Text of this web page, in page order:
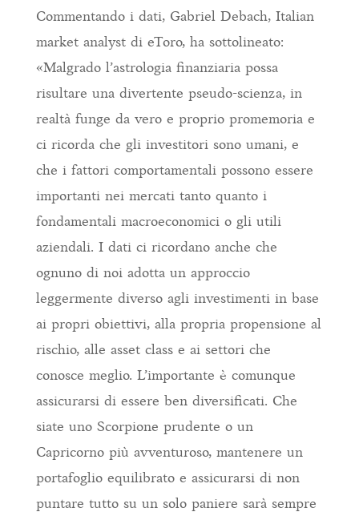
Commentando i dati, Gabriel Debach, Italian
market analyst di eToro, ha sottolineato:
«Malgrado l’astrologia finanziaria possa
risultare una divertente pseudo-scienza, in
realtà funge da vero e proprio promemoria e
ci ricorda che gli investitori sono umani, e
che i fattori comportamentali possono essere
importanti nei mercati tanto quanto i
fondamentali macroeconomici o gli utili
aziendali. I dati ci ricordano anche che
ognuno di noi adotta un approccio
leggermente diverso agli investimenti in base
ai propri obiettivi, alla propria propensione al
rischio, alle asset class e ai settori che
conosce meglio. L’importante è comunque
assicurarsi di essere ben diversificati. Che
siate uno Scorpione prudente o un
Capricorno più avventuroso, mantenere un
portafoglio equilibrato e assicurarsi di non
puntare tutto su un solo paniere sarà sempre